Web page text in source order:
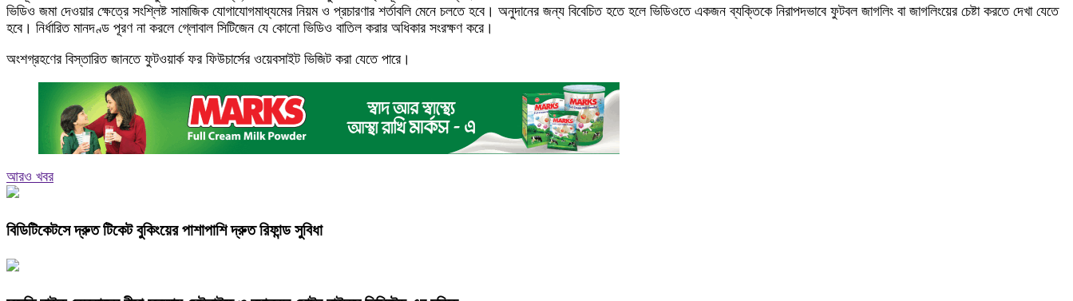
ভিডিও জমা দেওয়ার ক্ষেত্রে সংশ্লিষ্ট সামাজিক যোগাযোগমাধ্যমের নিয়ম ও প্রচারণার শর্তাবলি মেনে চলতে হবে। অনুদানের জন্য বিবেচিত হতে হলে ভিডিওতে একজন ব্যক্তিকে নিরাপদভাবে ফুটবল জাগলিং বা জাগলিংয়ের চেষ্টা করতে দেখা যেতে
হবে। নির্ধারিত মানদণ্ড পূরণ না করলে গ্লোবাল সিটিজেন যে কোনো ভিডিও বাতিল করার অধিকার সংরক্ষণ করে।
অংশগ্রহণের বিস্তারিত জানতে ফুটওয়ার্ক ফর ফিউচার্সের ওয়েবসাইট ভিজিট করা যেতে পারে।
আরও খবর
বিডিটিকেটসে দ্রুত টিকেট বুকিংয়ের পাশাপাশি দ্রুত রিফান্ড সুবিধা